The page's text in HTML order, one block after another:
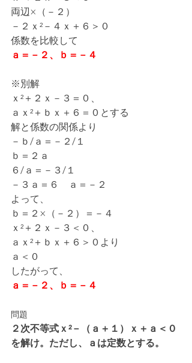
両辺×（－２）
－２ｘ²－４ｘ＋６＞０
係数を比較して
ａ＝－２、ｂ＝－４
※別解
ｘ²＋２ｘ－３＝０、
ａｘ²＋ｂｘ＋６＝０とする
解と係数の関係より
－ｂ/ａ＝－２/１
ｂ＝２ａ
６/ａ＝－３/１
－３ａ＝６　ａ＝－２
よって、
ｂ＝２×（－２）＝－４
ｘ²＋２ｘ－３＜０、
ａｘ²＋ｂｘ＋６＞０より
ａ＜０
したがって、
ａ＝－２、ｂ＝－４
問題
２次不等式ｘ²－（ａ＋１）ｘ＋ａ＜０
を解け。ただし、ａは定数とする。